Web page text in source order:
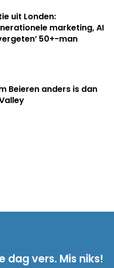
uit Londen:
marketing, AI
50+-man
Beieren anders is dan
dag vers. Mis niks!